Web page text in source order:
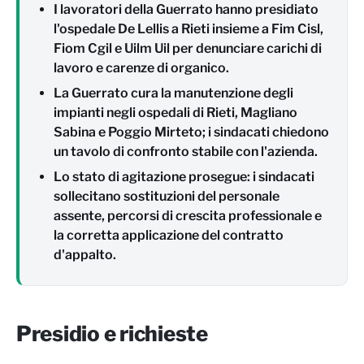
I lavoratori della Guerrato hanno presidiato
l'ospedale De Lellis a Rieti insieme a Fim Cisl,
Fiom Cgil e Uilm Uil per denunciare carichi di
lavoro e carenze di organico.
La Guerrato cura la manutenzione degli
impianti negli ospedali di Rieti, Magliano
Sabina e Poggio Mirteto; i sindacati chiedono
un tavolo di confronto stabile con l'azienda.
Lo stato di agitazione prosegue: i sindacati
sollecitano sostituzioni del personale
assente, percorsi di crescita professionale e
la corretta applicazione del contratto
d'appalto.
Presidio e richieste